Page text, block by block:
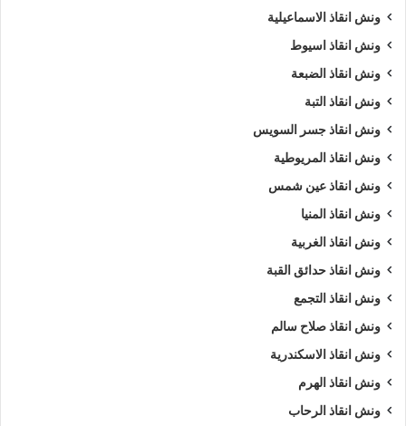
ونش انقاذ الاسماعيلية
ونش انقاذ اسيوط
ونش انقاذ الضبعة
ونش انقاذ التبة
ونش انقاذ جسر السويس
ونش انقاذ المريوطية
ونش انقاذ عين شمس
ونش انقاذ المنيا
ونش انقاذ الغربية
ونش انقاذ حدائق القبة
ونش انقاذ التجمع
ونش انقاذ صلاح سالم
ونش انقاذ الاسكندرية
ونش انقاذ الهرم
ونش انقاذ الرحاب